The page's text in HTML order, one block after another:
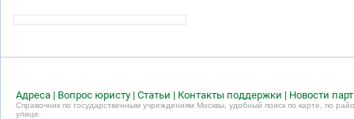
Адреса | Вопрос юристу | Статьи | Контакты поддержки | Новости
Справочник по государственным учреждениям Москвы, удобный поиск по карте, по
улице.